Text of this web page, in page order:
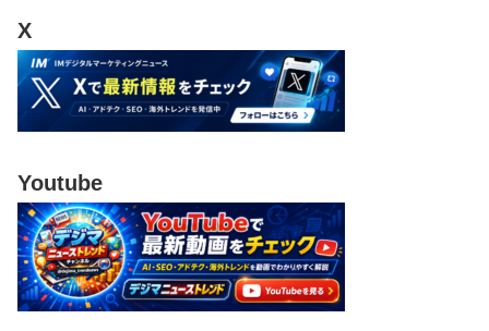
X
Youtube